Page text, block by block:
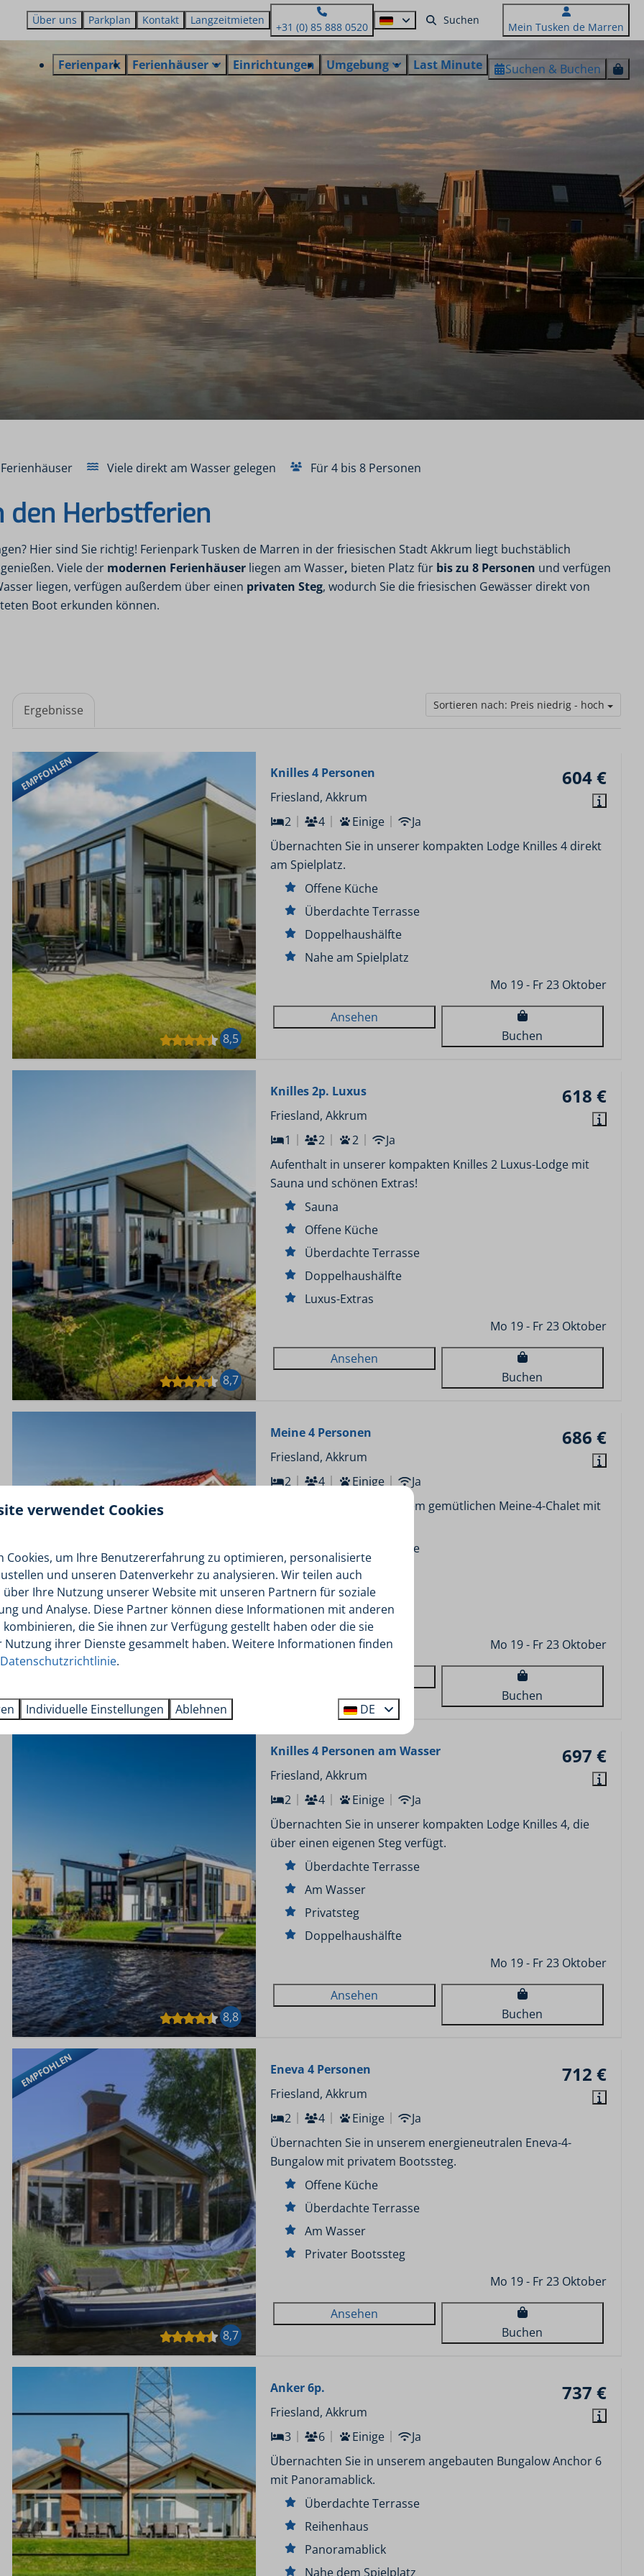
Über uns Parkplan Kontakt Langzeitmieten
+31 (0) 85 888 0520 Mein Tusken de Marren
Ferienpark Ferienhäuser Einrichtungen Umgebung Last Minute Suchen & Buchen
Viele direkt am Wasser gelegen Für 4 bis 8 Personen
den Herbstferien
Hier sind Sie richtig! Ferienpark Tusken de Marren in der friesischen Stadt Akkrum liegt buchstäblich
Viele der modernen Ferienhäuser liegen am Wasser, bieten Platz für bis zu 8 Personen und verfügen
liegen, verfügen außerdem über einen privaten Steg, wodurch Sie die friesischen Gewässer direkt von
Boot erkunden können.
Sortieren nach: Preis niedrig - hoch
Ergebnisse
EMPFOHLEN
8,5
604 €
Knilles 4 Personen
Friesland, Akkrum
2
4 Einige
Ja
Übernachten Sie in unserer kompakten Lodge Knilles 4 direkt
am Spielplatz.
Offene Küche
Überdachte Terrasse
Doppelhaushälfte
Nahe am Spielplatz
Mo 19 - Fr 23 Oktober
Ansehen
Buchen
8,7
618 €
Knilles 2p. Luxus
Friesland, Akkrum
1
2 2
Ja
Aufenthalt in unserer kompakten Knilles 2 Luxus-Lodge mit
Sauna und schönen Extras!
Sauna
Offene Küche
Überdachte Terrasse
Doppelhaushälfte
Luxus-Extras
Mo 19 - Fr 23 Oktober
Ansehen
Buchen
8,8
686 €
Meine 4 Personen
Friesland, Akkrum
2
4 Einige
Ja
Übernachten Sie in unserem gemütlichen Meine-4-Chalet mit
Überdachte Terrasse
Am Wasser
Privater Bootssteg
Freistehend
Mo 19 - Fr 23 Oktober
Buchen
8,8
697 €
Knilles 4 Personen am Wasser
Friesland, Akkrum
2
4 Einige
Ja
Übernachten Sie in unserer kompakten Lodge Knilles 4, die
über einen eigenen Steg verfügt.
Überdachte Terrasse
Am Wasser
Privatsteg
Doppelhaushälfte
Mo 19 - Fr 23 Oktober
Ansehen
Buchen
EMPFOHLEN
8,7
712 €
Eneva 4 Personen
Friesland, Akkrum
2
4 Einige
Ja
Übernachten Sie in unserem energieneutralen Eneva-4-
Bungalow mit privatem Bootssteg.
Offene Küche
Überdachte Terrasse
Am Wasser
Privater Bootssteg
Mo 19 - Fr 23 Oktober
Ansehen
Buchen
737 €
Anker 6p.
Friesland, Akkrum
3
6 Einige
Ja
Übernachten Sie in unserem angebauten Bungalow Anchor 6
mit Panoramablick.
Überdachte Terrasse
Reihenhaus
Panoramablick
Nahe dem Spielplatz
verwendet Cookies
Cookies, um Ihre Benutzererfahrung zu optimieren, personalisierte
und unseren Datenverkehr zu analysieren. Wir teilen auch
Ihre Nutzung unserer Website mit unseren Partnern für soziale
und Analyse. Diese Partner können diese Informationen mit anderen
die Sie ihnen zur Verfügung gestellt haben oder die sie
ihrer Dienste gesammelt haben. Weitere Informationen finden
Datenschutzrichtlinie.
Individuelle Einstellungen Ablehnen DE